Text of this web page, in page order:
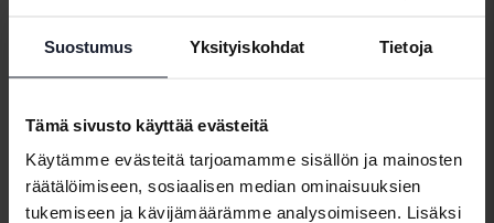
Suostumus Yksityiskohdat Tietoja
Tämä sivusto käyttää evästeitä
Käytämme evästeitä tarjoamamme sisällön ja mainosten
räätälöimiseen, sosiaalisen median ominaisuuksien
tukemiseen ja kävijämäärämme analysoimiseen. Lisäksi
Alfa Romeo
Audi
Bentley
BMW
Hyundai
Jaguar
Jeep
KIA
Peugeot
Renault
Rolls-Royce